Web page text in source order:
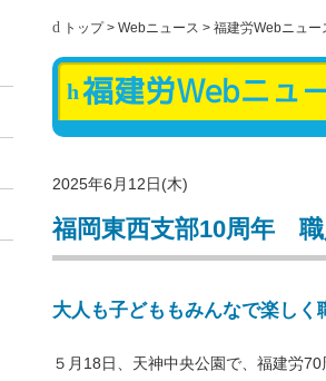
トップ> Webニュース > 福建労Webニュー
福建労Webニュ
2025年6月12日(木)
福岡東西支部10周年 職
大人も子どももみんなで楽しく
５月18日、天神中央公園で、福建労